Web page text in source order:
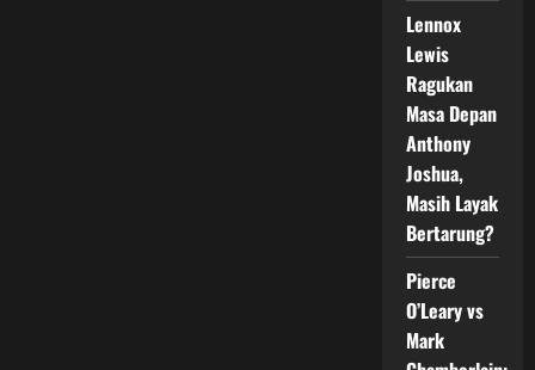
Lennox
Lewis
Ragukan
Masa Depan
Anthony
Joshua,
Masih Layak
Bertarung?
Pierce
O’Leary vs
Mark